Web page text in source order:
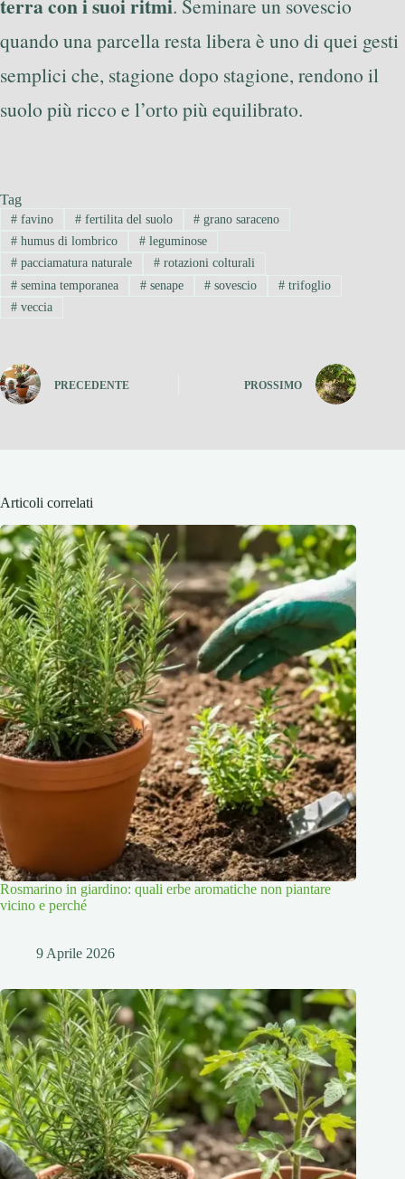
terra con i suoi ritmi. Seminare un sovescio
quando una parcella resta libera è uno di quei gesti
semplici che, stagione dopo stagione, rendono il
suolo più ricco e l’orto più equilibrato.
Tag
#favino #fertilita del suolo # grano saraceno
#humus di lombrico #leguminose
#pacciamatura naturale #rotazioni colturali
#semina temporanea #senape # sovescio # trifoglio
#veccia
PRECEDENTE PROSSIMO
Articoli correlati
Rosmarino in giardino: quali erbe aromatiche non piantare
vicino e perché
9 Aprile 2026